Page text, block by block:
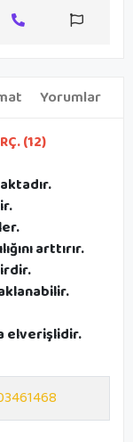
Yorumlar
(12)
arttırır.
elverişlidir.